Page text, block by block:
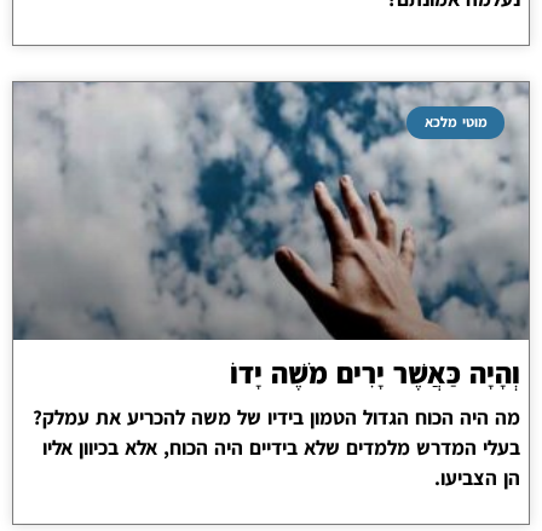
מוטי מלכא
וְהָיָה כַּאֲשֶׁר יָרִים מֹשֶׁה יָדוֹ
מה היה הכוח הגדול הטמון בידיו של משה להכריע את עמלק?
בעלי המדרש מלמדים שלא בידיים היה הכוח, אלא בכיוון אליו
הן הצביעו.